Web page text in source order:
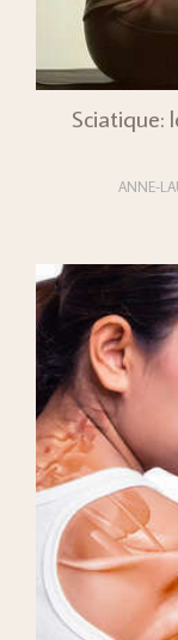
Sciatique:
ANNE-